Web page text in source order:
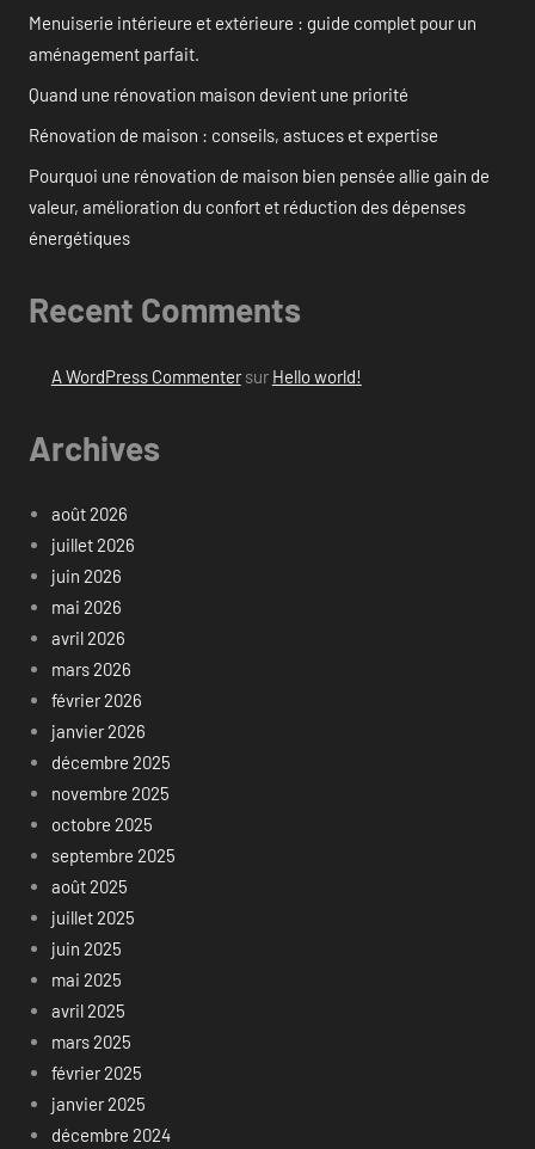
Menuiserie intérieure et extérieure : guide complet pour un
aménagement parfait.
Quand une rénovation maison devient une priorité
Rénovation de maison : conseils, astuces et expertise
Pourquoi une rénovation de maison bien pensée allie gain de
valeur, amélioration du confort et réduction des dépenses
énergétiques
Recent Comments
A WordPress Commentersur Hello world!
Archives
août 2026
juillet 2026
juin 2026
mai 2026
avril 2026
mars 2026
février 2026
janvier 2026
décembre 2025
novembre 2025
octobre 2025
septembre 2025
août 2025
juillet 2025
juin 2025
mai 2025
avril 2025
mars 2025
février 2025
janvier 2025
décembre 2024